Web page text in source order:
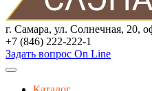
г. Самара, ул. Солнечная, 20,
+7 (846) 222-222-1
Задать вопрос On Line